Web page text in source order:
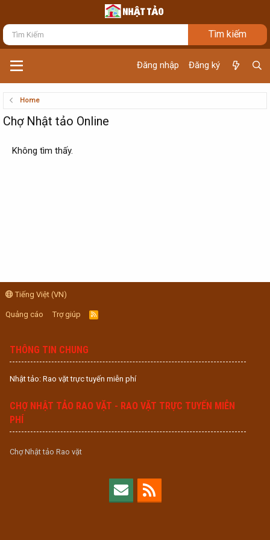
Đăng nhập Đăng ký
Home
Chợ Nhật tảo Online
Không tìm thấy.
Tiếng Việt (VN)
Quảng cáo Trợ giúp
R
S
THÔNG TIN CHUNG
Nhật tảo: Rao vặt trực tuyến miễn phí
CHỢ NHẬT TẢO RAO VẶT - RAO VẶT TRỰC TUYẾN MIỄN
PHÍ
Chợ Nhật tảo Rao vặt